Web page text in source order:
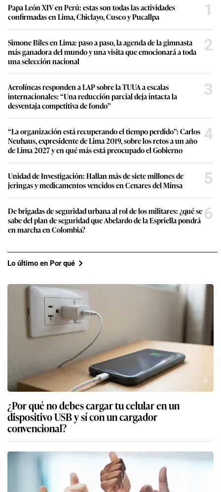
Papa León XIV en Perú: estas son todas las actividades
confirmadas en Lima, Chiclayo, Cusco y Pucallpa
1
Simone Biles en Lima: paso a paso, la agenda de la gimnasta
más ganadora del mundo y una visita que emocionará a toda
una selección nacional
2
Aerolíneas responden a LAP sobre la TUUA a escalas
internacionales: “Una reducción parcial deja intacta la
desventaja competitiva de fondo”
3
“La organización está recuperando el tiempo perdido”: Carlos
Neuhaus, expresidente de Lima 2019, sobre los retos a un año
de Lima 2027 y en qué más está preocupado el Gobierno
4
Unidad de Investigación: Hallan más de siete millones de
jeringas y medicamentos vencidos en Cenares del Minsa
5
De brigadas de seguridad urbana al rol de los militares: ¿qué se
sabe del plan de seguridad que Abelardo de la Espriella pondrá
en marcha en Colombia?
6
Lo último en Por qué
¿Por qué no debes cargar tu celular en un
dispositivo USB y sí con un cargador
convencional?